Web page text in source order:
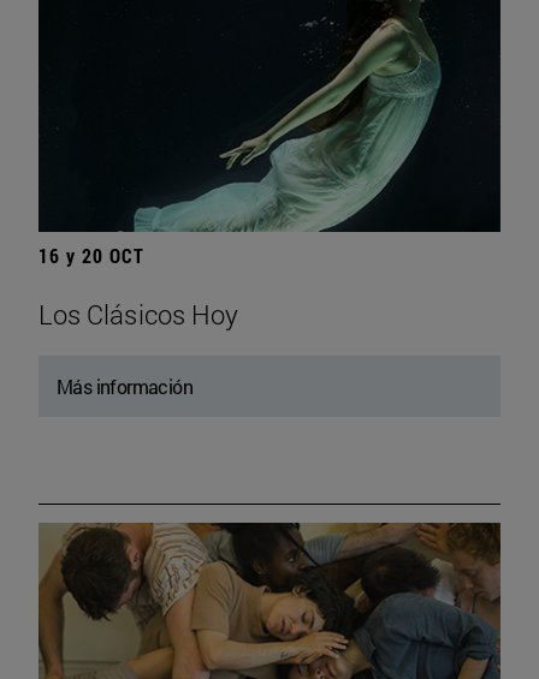
16 y 20 OCT
Los Clásicos Hoy
Más información